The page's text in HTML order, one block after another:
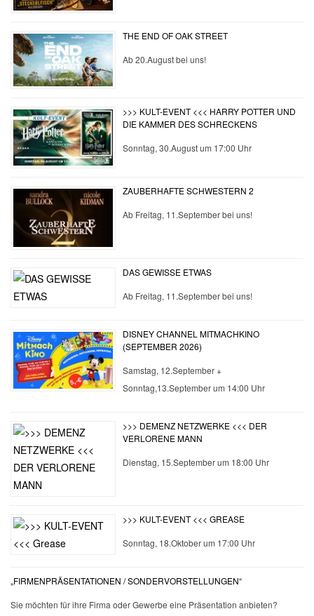
THE END OF OAK STREET
Ab 20.August bei uns!
>>> KULT-EVENT <<< HARRY POTTER UND
DIE KAMMER DES SCHRECKENS
Sonntag, 30.August um 17:00 Uhr
ZAUBERHAFTE SCHWESTERN 2
Ab Freitag, 11.September bei uns!
DAS GEWISSE ETWAS
Ab Freitag, 11.September bei uns!
DISNEY CHANNEL MITMACHKINO
(SEPTEMBER 2026)
Samstag, 12.September +
Sonntag,13.September um 14:00 Uhr
>>> DEMENZ NETZWERKE <<< DER
VERLORENE MANN
Dienstag, 15.September um 18:00 Uhr
>>> KULT-EVENT <<< GREASE
Sonntag, 18.Oktober um 17:00 Uhr
„FIRMENPRÄSENTATIONEN / SONDERVORSTELLUNGEN“
Sie möchten für ihre Firma oder Gewerbe eine Präsentation anbieten?